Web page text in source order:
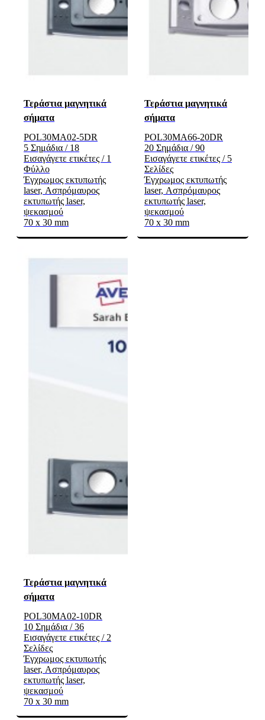
Τεράστια μαγνητικά
σήματα
POL30MA02-5DR
5 Σημάδια / 18
Εισαγάγετε ετικέτες / 1
Φύλλο
Έγχρωμος εκτυπωτής
laser, Ασπρόμαυρος
εκτυπωτής laser,
ψεκασμού
70 x 30 mm
Τεράστια μαγνητικά
σήματα
POL30MA66-20DR
20 Σημάδια / 90
Εισαγάγετε ετικέτες / 5
Σελίδες
Έγχρωμος εκτυπωτής
laser, Ασπρόμαυρος
εκτυπωτής laser,
ψεκασμού
70 x 30 mm
Τεράστια μαγνητικά
σήματα
POL30MA02-10DR
10 Σημάδια / 36
Εισαγάγετε ετικέτες / 2
Σελίδες
Έγχρωμος εκτυπωτής
laser, Ασπρόμαυρος
εκτυπωτής laser,
ψεκασμού
70 x 30 mm